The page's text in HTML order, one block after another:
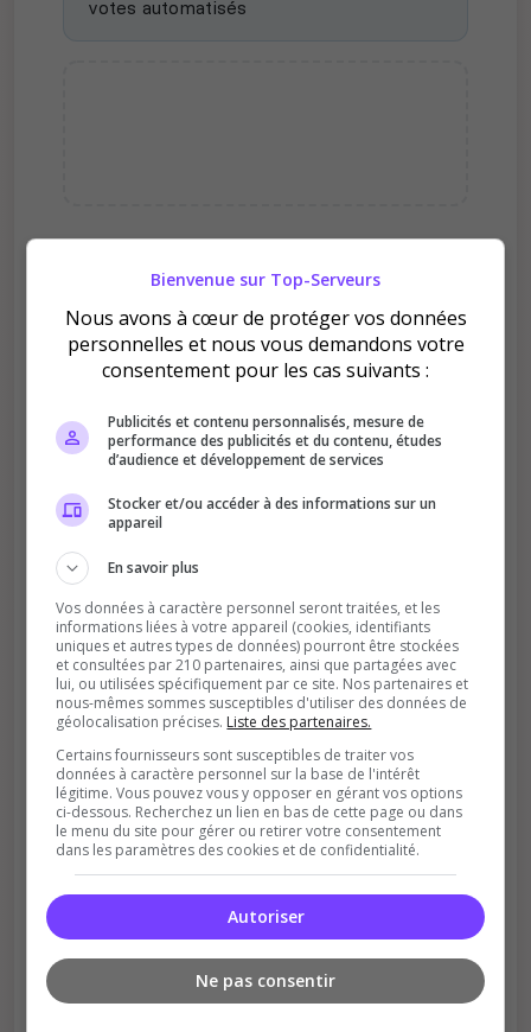
votes automatisés
Pourquoi voter pour Stunley
Améliore le classement
Votre vote aide le serveur à monter dans le
Soutient la communauté
Plus de visibilité = plus de joueurs
Récompenses possibles
Bienvenue sur Top-Serveurs
Nous avons à cœur de protéger vos données
personnelles et nous vous demandons votre
consentement pour les cas suivants :
Publicités et contenu personnalisés, mesure de
performance des publicités et du contenu, études
d’audience et développement de services
Stocker et/ou accéder à des informations sur un
appareil
En savoir plus
Vos données à caractère personnel seront traitées, et les
informations liées à votre appareil (cookies, identifiants
uniques et autres types de données) pourront être stockées
et consultées par 210 partenaires, ainsi que partagées avec
lui, ou utilisées spécifiquement par ce site. Nos partenaires et
nous-mêmes sommes susceptibles d'utiliser des données de
géolocalisation précises. Liste des partenaires.
Certains fournisseurs sont susceptibles de traiter vos
données à caractère personnel sur la base de l'intérêt
légitime. Vous pouvez vous y opposer en gérant vos options
ci-dessous. Recherchez un lien en bas de cette page ou dans
le menu du site pour gérer ou retirer votre consentement
dans les paramètres des cookies et de confidentialité.
Autoriser
Ne pas consentir